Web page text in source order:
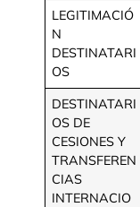
LEGITIMACIÓ
N
DESTINATARI
OS
DESTINATARI
OS DE
CESIONES Y
TRANSFEREN
CIAS
INTERNACIO